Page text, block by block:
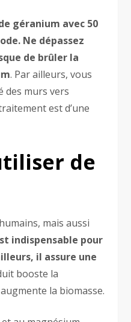
géranium avec 50
Ne dépassez
de brûler la
. Par ailleurs, vous
des murs vers
est d’une
de
mais aussi
indispensable pour
il assure une
booste la
la biomasse.